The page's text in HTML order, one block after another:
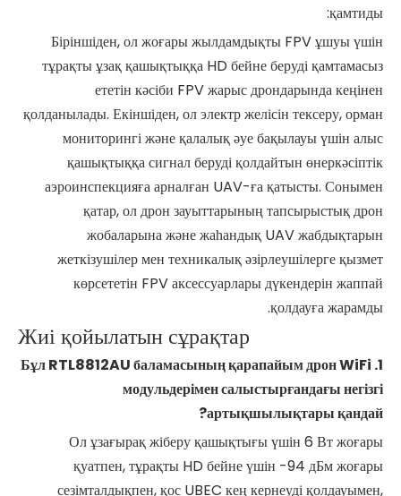
қамтиды:
Біріншіден, ол жоғары жылдамдықты FPV ұшуы үшін
тұрақты ұзақ қашықтыққа HD бейне беруді қамтамасыз
ететін кәсіби FPV жарыс дрондарында кеңінен
қолданылады. Екіншіден, ол электр желісін тексеру, орман
мониторингі және қалалық әуе бақылауы үшін алыс
қашықтыққа сигнал беруді қолдайтын өнеркәсіптік
аэроинспекцияға арналған UAV-ға қатысты. Сонымен
қатар, ол дрон зауыттарының тапсырыстық дрон
жобаларына және жаһандық UAV жабдықтарын
жеткізушілер мен техникалық әзірлеушілерге қызмет
көрсететін FPV аксессуарлары дүкендерін жаппай
қолдауға жарамды.
Жиі қойылатын сұрақтар
1. Бұл RTL8812AU баламасының қарапайым дрон WiFi
модульдерімен салыстырғандағы негізгі
артықшылықтары қандай?
Ол ұзағырақ жіберу қашықтығы үшін 6 Вт жоғары
қуатпен, тұрақты HD бейне үшін -94 дБм жоғары
сезімталдықпен, қос UBEC кең кернеуді қолдауымен,